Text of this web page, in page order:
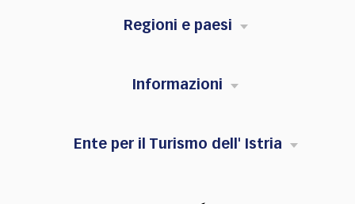
Regioni e paesi
Informazioni
Ente per il Turismo dell' Istria